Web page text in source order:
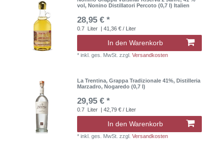
vol, Nonino Distillatori Percoto (0,7 l) Italien
28,95 € *
0.7 Liter | 41,36 € / Liter
In den Warenkorb
*inkl. ges. MwSt. zzgl.Versandkosten
La Trentina, Grappa Tradizionale 41%, Distilleria
Marzadro, Nogaredo (0,7 l)
29,95 € *
0.7 Liter | 42,79 € / Liter
In den Warenkorb
*inkl. ges. MwSt. zzgl.Versandkosten